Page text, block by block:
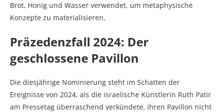
Brot, Honig und Wasser verwendet, um metaphysische
Konzepte zu materialisieren.
Präzedenzfall 2024: Der
geschlossene Pavillon
Die diesjährige Nominierung steht im Schatten der
Ereignisse von 2024, als die israelische Künstlerin Ruth Patir
am Pressetag überraschend verkündete, ihren Pavillon nicht